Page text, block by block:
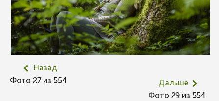
Назад
Фото 27 из 554
Дальше
Фото 29 из 554